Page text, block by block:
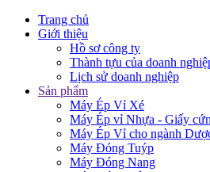
Trang chủ
Giới thiệu
Hồ sơ công ty
Thành tựu của doanh
Lịch sử doanh nghiệp
Sản phẩm
Máy Ép Vỉ Xé
Máy Ép vỉ Nhựa - Giấy
Máy Ép Vỉ cho ngành
Máy Đóng Tuýp
Máy Đóng Nang